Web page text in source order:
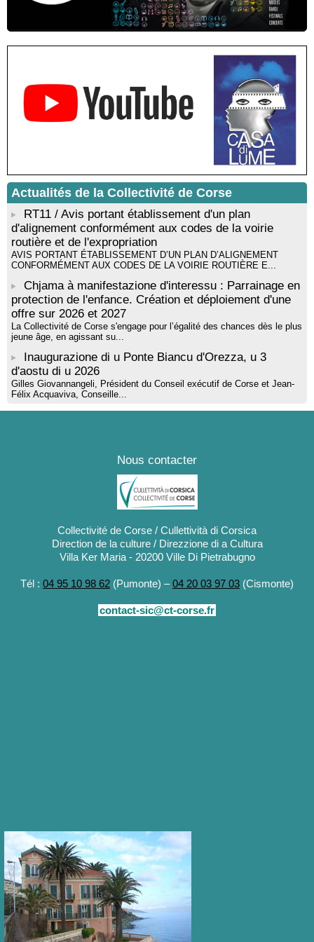
Sardegna - Mediateca di castagniccia Mare è monti - I Fulelli
Résidence d’écriture et de recherche de l’écrivaine Cécilia
Médiathèque de Castagniccia Mare et Monti - I Fulelli
Rencontre / dédicace avec Lucrèce Luciani autour de son
livre « La ballade du pendu du Niolu» - Mediateca territuriale di
Santa Lucia di Tallà
Mise en musique d’un livre jeunesse par Annik Meschinet,
musicienne pédagogue : Ateliers d’expression sonore, vocale,
rythmique et corporelle - Mediateca territuriale di Santa Lucia di
! Événement reporté ! Cycle de conférences peinture animé
par Alexandre Dominati - Mediateca territuriale di Santa Lucia di
Tallà
Actualités de la Collectivité de Corse
RT11 / Avis portant établissement d'un plan
d'alignement conformément aux codes de la voirie
routière et de l'expropriation
AVIS PORTANT ÉTABLISSEMENT D’UN PLAN D’ALIGNEMENT
CONFORMÉMENT AUX CODES DE LA VOIRIE ROUTIÈRE E...
Chjama à manifestazione d'interessu : Parrainage en
protection de l'enfance. Création et déploiement d'une
offre sur 2026 et 2027
La Collectivité de Corse s'engage pour l’égalité des chances dès le plus
jeune âge, en agissant su...
Inaugurazione di u Ponte Biancu d'Orezza, u 3
d'aostu di u 2026
Gilles Giovannangeli, Président du Conseil exécutif de Corse et Jean-
Félix Acquaviva, Conseille...
Nous contacter
Collectivité de Corse / Cullettività di Corsica
Direction de la culture / Direzzione di a Cultura
Villa Ker Maria - 20200 Ville Di Pietrabugno
Tél : 04 95 10 98 62 (Pumonte) –04 20 03 97 03 (Cismonte)
contact-sic@ct-corse.fr